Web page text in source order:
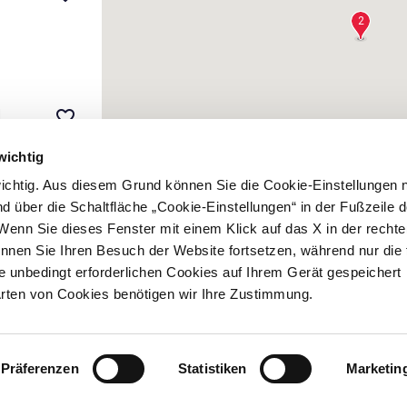
Aus diesem Grund können Sie die Cookie-Einstellungen
über die Schaltfläche „Cookie-Einstellungen“ in der Fußzeile
Sie dieses Fenster mit einem Klick auf das X in der
Sie Ihren Besuch der Website fortsetzen, während nur die
unbedingt erforderlichen Cookies auf Ihrem Gerät gespeichert
von Cookies benötigen wir Ihre Zustimmung.
Präferenzen Statistiken
favorite_border
favorite_border
2